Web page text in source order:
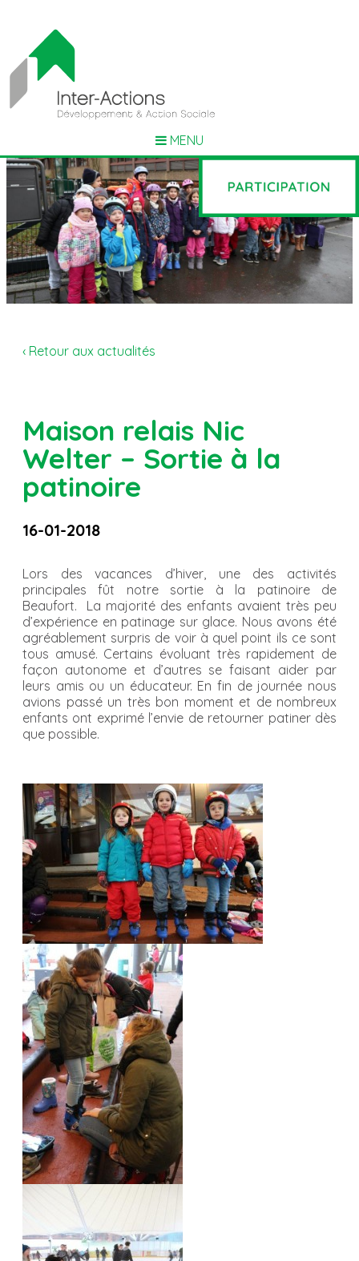
MENU
‹ Retour aux actualités
Maison relais Nic
Welter – Sortie à la
patinoire
16-01-2018
Lors des vacances d’hiver, une des activités
principales fût notre sortie à la patinoire de
Beaufort. La majorité des enfants avaient très peu
d’expérience en patinage sur glace. Nous avons été
agréablement surpris de voir à quel point ils ce sont
tous amusé. Certains évoluant très rapidement de
façon autonome et d’autres se faisant aider par
leurs amis ou un éducateur. En fin de journée nous
avions passé un très bon moment et de nombreux
enfants ont exprimé l’envie de retourner patiner dès
que possible.